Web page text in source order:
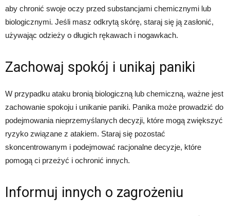
aby chronić swoje oczy przed substancjami chemicznymi lub
biologicznymi. Jeśli masz odkrytą skórę, staraj się ją zasłonić,
używając odzieży o długich rękawach i nogawkach.
Zachowaj spokój i unikaj paniki
W przypadku ataku bronią biologiczną lub chemiczną, ważne jest
zachowanie spokoju i unikanie paniki. Panika może prowadzić do
podejmowania nieprzemyślanych decyzji, które mogą zwiększyć
ryzyko związane z atakiem. Staraj się pozostać
skoncentrowanym i podejmować racjonalne decyzje, które
pomogą ci przeżyć i ochronić innych.
Informuj innych o zagrożeniu